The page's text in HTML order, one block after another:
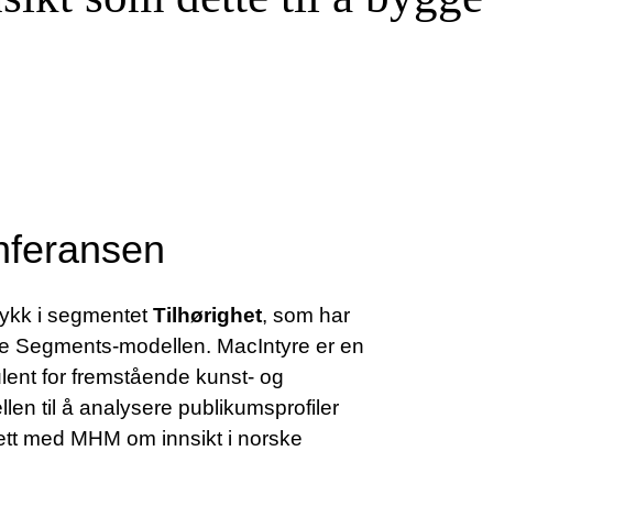
i segmentetTilhørighet, som har
Segments-modellen. MacIntyre er en
for fremstående kunst- og
til å analysere publikumsprofiler
med MHM om innsikt i norske